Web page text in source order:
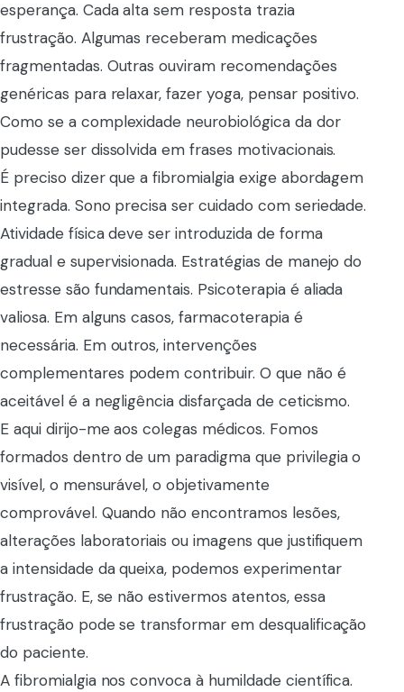
esperança. Cada alta sem resposta trazia
frustração. Algumas receberam medicações
fragmentadas. Outras ouviram recomendações
genéricas para relaxar, fazer yoga, pensar positivo.
Como se a complexidade neurobiológica da dor
pudesse ser dissolvida em frases motivacionais.
É preciso dizer que a fibromialgia exige abordagem
integrada. Sono precisa ser cuidado com seriedade.
Atividade física deve ser introduzida de forma
gradual e supervisionada. Estratégias de manejo do
estresse são fundamentais. Psicoterapia é aliada
valiosa. Em alguns casos, farmacoterapia é
necessária. Em outros, intervenções
complementares podem contribuir. O que não é
aceitável é a negligência disfarçada de ceticismo.
E aqui dirijo-me aos colegas médicos. Fomos
formados dentro de um paradigma que privilegia o
visível, o mensurável, o objetivamente
comprovável. Quando não encontramos lesões,
alterações laboratoriais ou imagens que justifiquem
a intensidade da queixa, podemos experimentar
frustração. E, se não estivermos atentos, essa
frustração pode se transformar em desqualificação
do paciente.
A fibromialgia nos convoca à humildade científica.